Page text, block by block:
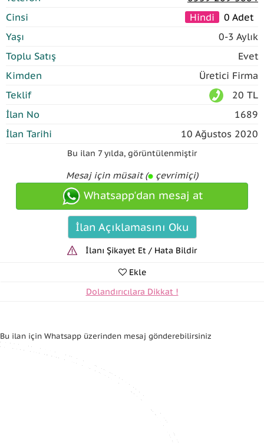
Cinsi
Hindi
0 Adet
Yaşı
0-3 Aylık
Toplu Satış
Evet
Kimden
Üretici Firma
Teklif
20 TL
İlan No
1689
İlan Tarihi
10 Ağustos 2020
Bu ilan 7 yılda, görüntülenmiştir
Mesaj için müsait ( çevrimiçi)
Whatsapp'dan mesaj at
İlan Açıklamasını Oku
İlanı Şikayet Et / Hata Bildir
Ekle
Dolandırıcılara Dikkat !
Bu ilan için Whatsapp üzerinden mesaj gönderebilirsiniz